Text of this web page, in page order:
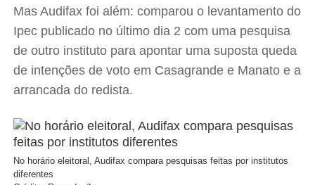
Mas Audifax foi além: comparou o levantamento do
Ipec publicado no último dia 2 com uma pesquisa
de outro instituto para apontar uma suposta queda
de intenções de voto em Casagrande e Manato e a
arrancada do redista.
No horário eleitoral, Audifax compara pesquisas feitas por institutos
diferentes